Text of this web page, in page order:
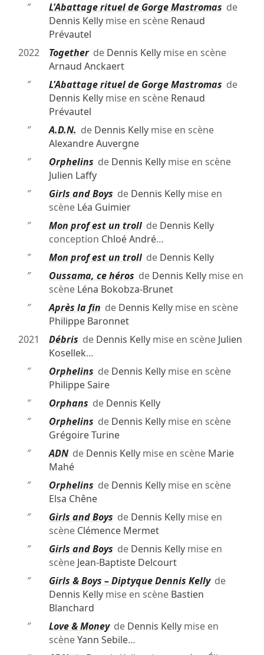
″
L'Abattage rituel de Gorge Mastromas de
Dennis Kellymise en scène Renaud
Prévautel
2022
Togetherde Dennis Kellymise en scène
Arnaud Anckaert
″
L'Abattage rituel de Gorge Mastromas de
Dennis Kellymise en scène Renaud
Prévautel
″
A.D.N. de Dennis Kellymise en scène
Alexandre Auvergne
″
Orphelins de Dennis Kellymise en scène
Julien Laffy
″
Girls and Boys de Dennis Kellymise en
scène Léa Guimier
″
Mon prof est un trollde Dennis Kelly
conception Chloé André…
″
Mon prof est un trollde Dennis Kelly
″
Oussama, ce héros de Dennis Kellymise en
scène Léna Bokobza-Brunet
″
Après la fin de Dennis Kellymise en scène
Philippe Baronnet
2021
Débris de Dennis Kellymise en scène Julien
Kosellek…
″
Orphelins de Dennis Kellymise en scène
Philippe Saire
″
Orphans de Dennis Kelly
″
Orphelins de Dennis Kellymise en scène
Grégoire Turine
″
ADNde Dennis Kellymise en scène Marie
Mahé
″
Orphelins de Dennis Kellymise en scène
Elsa Chêne
″
Girls and Boys de Dennis Kellymise en
scène Clémence Mermet
″
Girls and Boys de Dennis Kellymise en
scène Jean-Baptiste Delcourt
″
Girls & Boys – Diptyque Dennis Kellyde
Dennis Kellymise en scène Bastien
Blanchard
″
Love & Moneyde Dennis Kellymise en
scèneYann Sebile…